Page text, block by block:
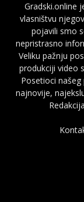
Gradski.online
vlasništvu
pojavili smo
nepristrasno
Veliku pažnju
produkciji video
Posetioci
najnovije,